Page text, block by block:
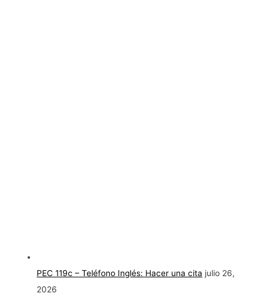
PEC 119c – Teléfono Inglés: Hacer una cita julio 26,
2026